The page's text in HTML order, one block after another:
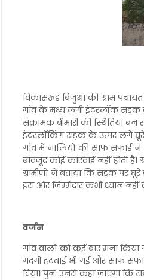
विकासखंड बिजुआ की ग्राम
गांव के मध्य लगी इंटरलॉक सड़क
संक्रामक बीमारी की स्थितियां
इंटरलॉकिंग सड़क के ऊपर लगे घूरे
गांव में नालियों की साफ सफाई न
बावजूद कोई कार्रवाई नहीं होती
ग्रामीणों ने बताया कि सड़क पर
इस ओर जिम्मेदार कभी ध्यान नहीं
वर्जन
गांव वालों को कई बार मना
गंदगी हटवाई भी गई और साफ
दिया। पुनः उनसे कहा जाएगा कि